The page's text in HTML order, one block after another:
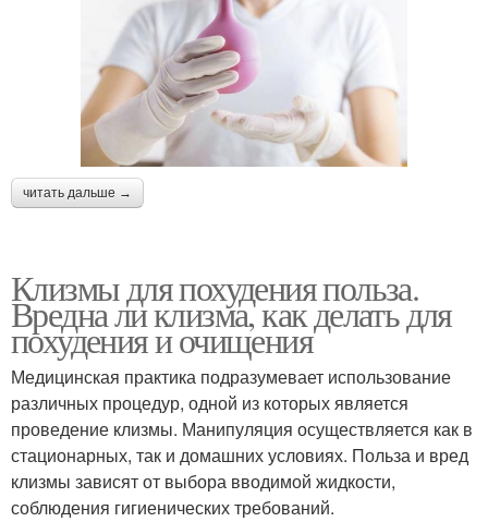
читать дальше →
Клизмы для похудения польза.
Вредна ли клизма, как делать для
похудения и очищения
Медицинская практика подразумевает использование
различных процедур, одной из которых является
проведение клизмы. Манипуляция осуществляется как в
стационарных, так и домашних условиях. Польза и вред
клизмы зависят от выбора вводимой жидкости,
соблюдения гигиенических требований.